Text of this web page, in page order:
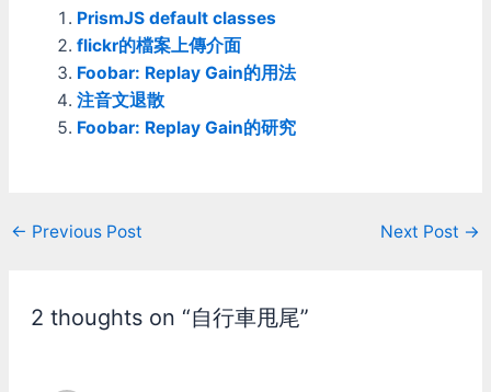
PrismJS default classes
flickr的檔案上傳介面
Foobar: Replay Gain的用法
注音文退散
Foobar: Replay Gain的研究
Post
← Previous Post Next Post →
2 thoughts on “自行車甩尾”